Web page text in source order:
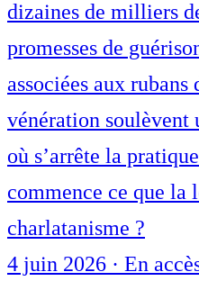
dizaines de milliers
promesses de
associées aux
vénération soulèvent
où s’arrête la
commence ce que
charlatanisme ?
4 juin 2026 · En